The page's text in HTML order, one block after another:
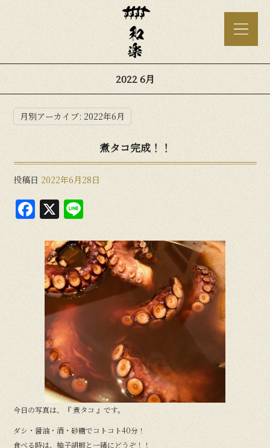
2022 6月
月別アーカイブ: 2022年6月
煮タコ完成！！
投稿日 2022年6月28日
F
a
c
e
b
o
k
X
e
今日の写真は、『 煮タコ 』です。
ダシ・醤油・酒・砂糖でコトコト40分！
食べる時は、柚子胡椒と一緒にどうぞ！！